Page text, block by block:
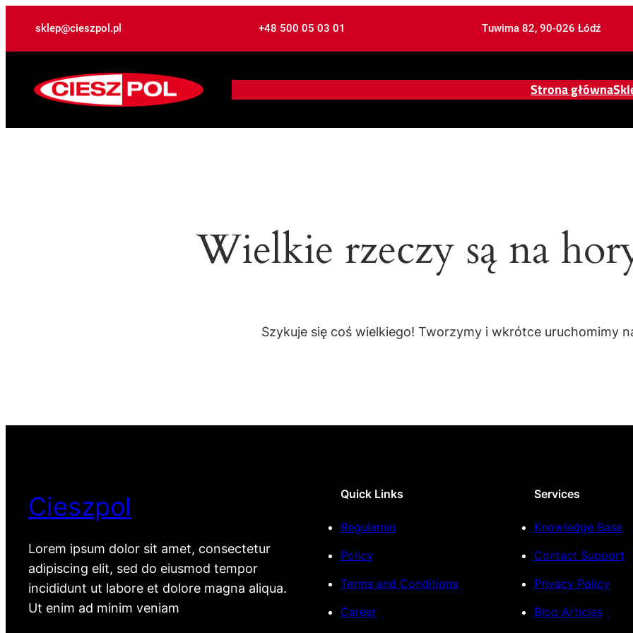
sklep@cieszpol.pl +48 500 05 03 01 Tuwima 82, 90-026 Łódź
Strona główna
Wielkie rzeczy są na
Szykuje się coś wielkiego! Tworzymy i wkrótce uruchomimy
Cieszpol
Lorem ipsum dolor sit amet, consectetur
adipiscing elit, sed do eiusmod tempor
incididunt ut labore et dolore magna aliqua.
Ut enim ad minim veniam
Quick Links
Regulamin
Policy
Terms and Conditions
Career
Services
Knowledge Base
Contact Support
Privacy Policy
Blog Articles